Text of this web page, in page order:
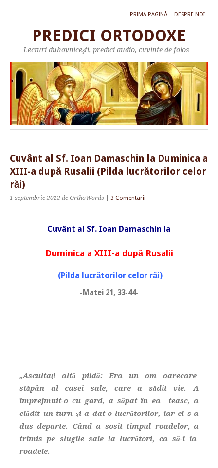
PRIMA PAGINĂ DESPRE NOI
PREDICI ORTODOXE
Lecturi duhovniceşti, predici audio, cuvinte de folos…
Cuvânt al Sf. Ioan Damaschin la Duminica a
XIII-a după Rusalii (Pilda lucrătorilor celor
răi)
1 septembrie 2012 de OrthoWords 3 Comentarii
Cuvânt al Sf. Ioan Damaschin la
Duminica a XIII-a după Rusalii
(Pilda lucrătorilor celor răi)
-Matei 21, 33-44-
„Ascultaţi altă pildă: Era un om oarecare
stăpân al casei sale, care a sădit vie. A
împrejmuit-o cu gard, a săpat în ea teasc, a
clădit un turn şi a dat-o lucrătorilor, iar el s-a
dus departe. Când a sosit timpul roadelor, a
trimis pe slugile sale la lucrători, ca să-i ia
roadele.